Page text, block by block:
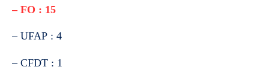
– FO : 15
– UFAP : 4
– CFDT : 1